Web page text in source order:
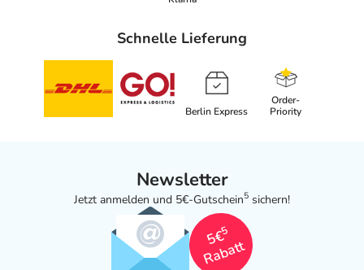
Schnelle Lieferung
Berlin Express
Order-
Priority
Newsletter
Jetzt anmelden und 5€-Gutschein5 sichern!
5€
5
Rabatt